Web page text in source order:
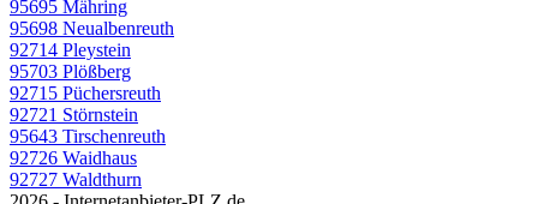
95695 Mähring
95698 Neualbenreuth
92714 Pleystein
95703 Plößberg
92715 Püchersreuth
92721 Störnstein
95643 Tirschenreuth
92726 Waidhaus
92727 Waldthurn